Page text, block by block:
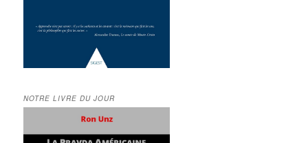
NOTRE LIVRE DU JOUR